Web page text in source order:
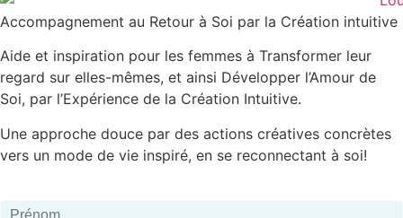
Accompagnement au Retour à Soi par la Création intuitive
Aide et inspiration pour les femmes à Transformer leur
regard sur elles-mêmes, et ainsi Développer l’Amour de
Soi, par l’Expérience de la Création Intuitive.
Une approche douce par des actions créatives concrètes
vers un mode de vie inspiré, en se reconnectant à soi!